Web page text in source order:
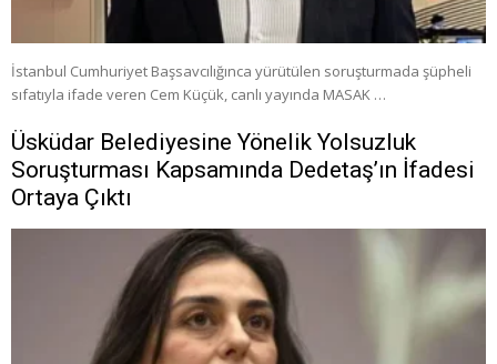
İstanbul Cumhuriyet Başsavcılığınca yürütülen soruşturmada şüpheli
sıfatıyla ifade veren Cem Küçük, canlı yayında MASAK …
Üsküdar Belediyesine Yönelik Yolsuzluk
Soruşturması Kapsamında Dedetaş’ın İfadesi
Ortaya Çıktı